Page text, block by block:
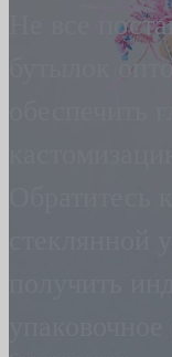
Не все
бутылок
обеспечить
получить